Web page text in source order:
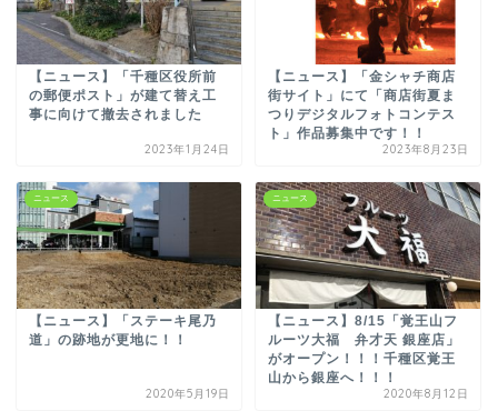
【ニュース】「千種区役所前
の郵便ポスト」が建て替え工
事に向けて撤去されました
2023年1月24日
【ニュース】「金シャチ商店
街サイト」にて「商店街夏ま
つりデジタルフォトコンテス
ト」作品募集中です！！
2023年8月23日
ニュース
【ニュース】「ステーキ尾乃
道」の跡地が更地に！！
2020年5月19日
ニュース
【ニュース】8/15「覚王山フ
ルーツ大福 弁才天 銀座店」
がオープン！！！千種区覚王
山から銀座へ！！！
2020年8月12日